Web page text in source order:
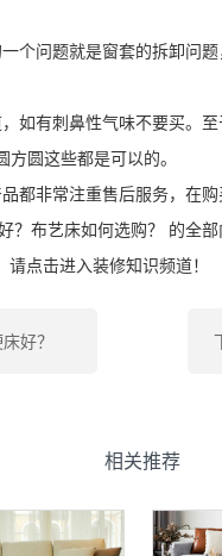
个问题就是窗套的拆卸问
如有刺鼻性气味不要买。
圆这些都是可以的。
都非常注重售后服务，在购
？布艺床如何选购？ 的全
点击进入装修知识频道！
好？
相关推荐